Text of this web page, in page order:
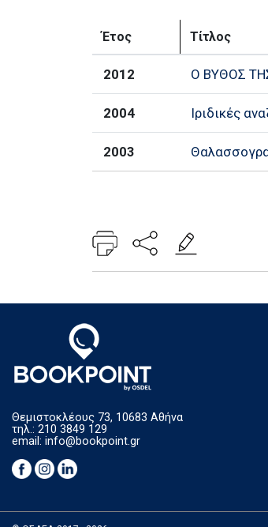
Έτος Τίτλος
2012 Ο ΒΥΘΟΣ
2004 Ιριδικές
2003
Θεμιστοκλέους 73, 10683 Αθήνα
τηλ.: 210 3849 129
email: info@bookpoint.gr